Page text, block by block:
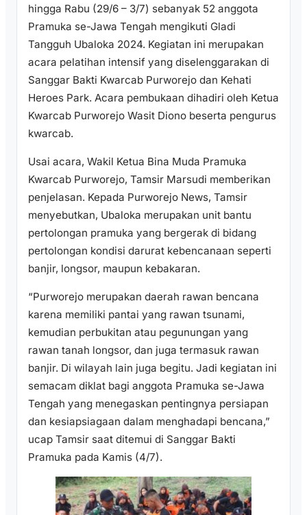
hingga Rabu (29/6 – 3/7) sebanyak 52 anggota
Pramuka se-Jawa Tengah mengikuti Gladi
Tangguh Ubaloka 2024. Kegiatan ini merupakan
acara pelatihan intensif yang diselenggarakan di
Sanggar Bakti Kwarcab Purworejo dan Kehati
Heroes Park. Acara pembukaan dihadiri oleh Ketua
Kwarcab Purworejo Wasit Diono beserta pengurus
kwarcab.
Usai acara, Wakil Ketua Bina Muda Pramuka
Kwarcab Purworejo, Tamsir Marsudi memberikan
penjelasan. Kepada Purworejo News, Tamsir
menyebutkan, Ubaloka merupakan unit bantu
pertolongan pramuka yang bergerak di bidang
pertolongan kondisi darurat kebencanaan seperti
banjir, longsor, maupun kebakaran.
“Purworejo merupakan daerah rawan bencana
karena memiliki pantai yang rawan tsunami,
kemudian perbukitan atau pegunungan yang
rawan tanah longsor, dan juga termasuk rawan
banjir. Di wilayah lain juga begitu. Jadi kegiatan ini
semacam diklat bagi anggota Pramuka se-Jawa
Tengah yang menegaskan pentingnya persiapan
dan kesiapsiagaan dalam menghadapi bencana,”
ucap Tamsir saat ditemui di Sanggar Bakti
Pramuka pada Kamis (4/7).